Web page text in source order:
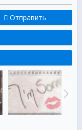
Отправить